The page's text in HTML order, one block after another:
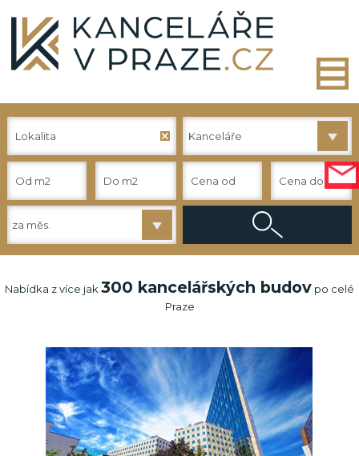
Lokalita Kanceláře
za měs.
Nabídka z více jak 300 kancelářských budov po celé
Praze